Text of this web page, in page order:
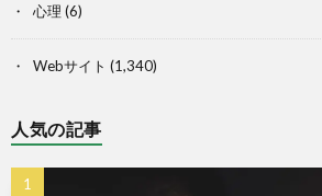
心理 (6)
Webサイト (1,340)
人気の記事